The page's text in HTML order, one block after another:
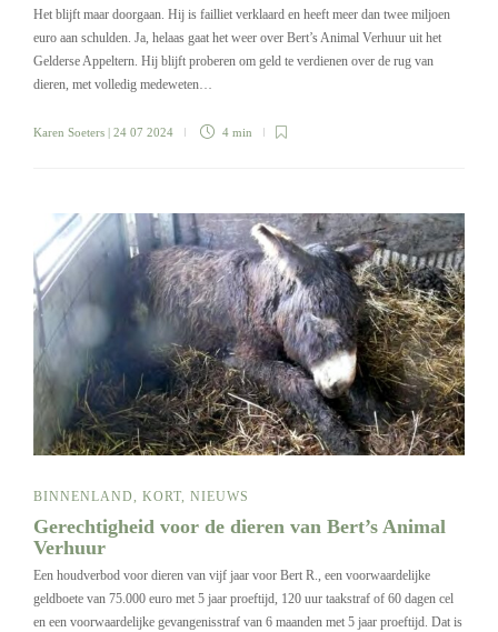
Het blijft maar doorgaan. Hij is failliet verklaard en heeft meer dan twee miljoen
euro aan schulden. Ja, helaas gaat het weer over Bert’s Animal Verhuur uit het
Gelderse Appeltern. Hij blijft proberen om geld te verdienen over de rug van
dieren, met volledig medeweten…
Karen Soeters | 24 07 2024 4 min
BINNENLAND, KORT, NIEUWS
Gerechtigheid voor de dieren van Bert’s Animal
Verhuur
Een houdverbod voor dieren van vijf jaar voor Bert R., een voorwaardelijke
geldboete van 75.000 euro met 5 jaar proeftijd, 120 uur taakstraf of 60 dagen cel
en een voorwaardelijke gevangenisstraf van 6 maanden met 5 jaar proeftijd. Dat is